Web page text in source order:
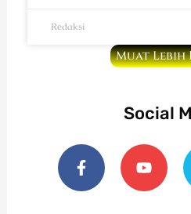
Redaksi
Muat Lebih
Social
F
a
c
e
Y
o
u
t